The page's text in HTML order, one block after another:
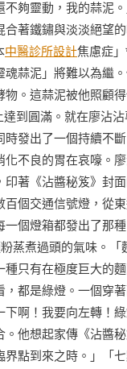
夠靈動，我的蒜泥
著鐵鏽與淡淡絕望
中醫診所設計焦慮症
魂蒜泥」將難以為
。這蒜泥被他照顧
到圓滿。就在廖沾
時發出了一個持續
不良的胃在哀嚎。
著《沾醬秘笈》封
個交通信號燈，從
個燈箱都發出了那
蒸煮過頭的氣味。
只有在極度巨大的
都是綠燈。一個穿
啊！我要向左轉！
他想起家傳《沾醬
點到來之時。」「